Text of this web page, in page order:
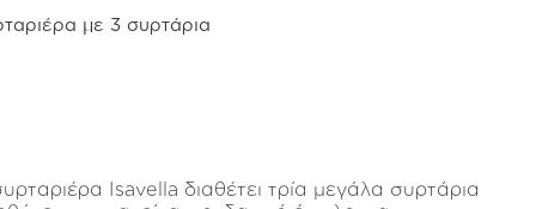
με 3 συρτάρια
Isavella διαθέτει τρία μεγάλα συρτάρια